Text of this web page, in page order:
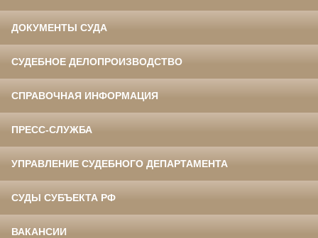
ДОКУМЕНТЫ СУДА
СУДЕБНОЕ ДЕЛОПРОИЗВОДСТВО
СПРАВОЧНАЯ ИНФОРМАЦИЯ
ПРЕСС-СЛУЖБА
УПРАВЛЕНИЕ СУДЕБНОГО ДЕПАРТАМЕНТА
СУДЫ СУБЪЕКТА РФ
ВАКАНСИИ